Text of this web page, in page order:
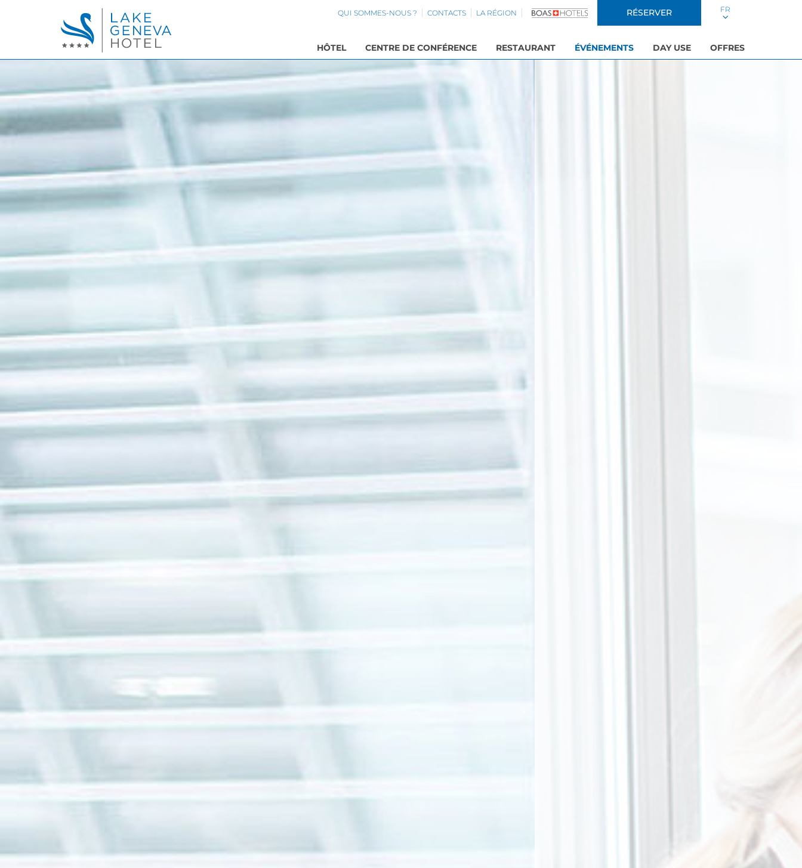
QUI SOMMES-NOUS ? CONTACTS LA RÉGION RÉSERVER FR
HÔTEL CENTRE DE CONFÉRENCE RESTAURANT ÉVÉNEMENTS DAY USE OFFRES